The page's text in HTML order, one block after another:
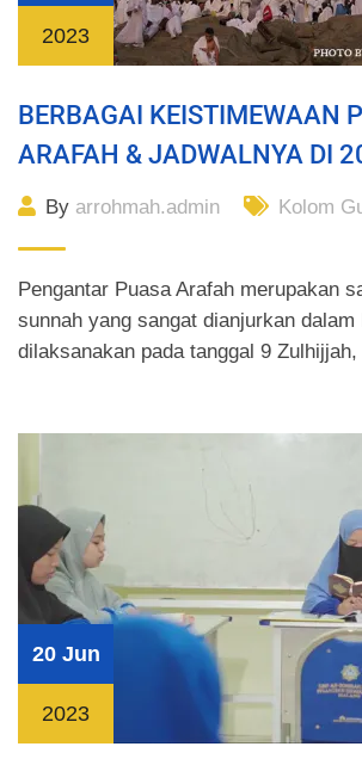
2023
BERBAGAI KEISTIMEWAAN
ARAFAH & JADWALNYA DI
By arrohmah.admin Kolom
Pengantar Puasa Arafah merupakan
sunnah yang sangat dianjurkan
dilaksanakan pada tanggal 9
20 Jun
2023